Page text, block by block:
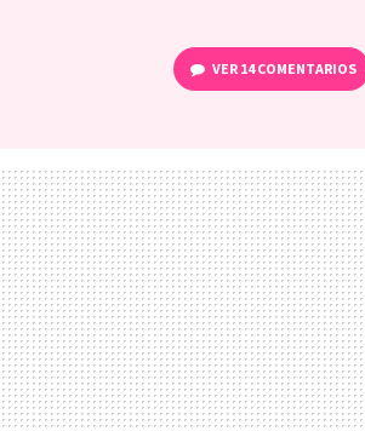
VER 14 COMENTARIOS